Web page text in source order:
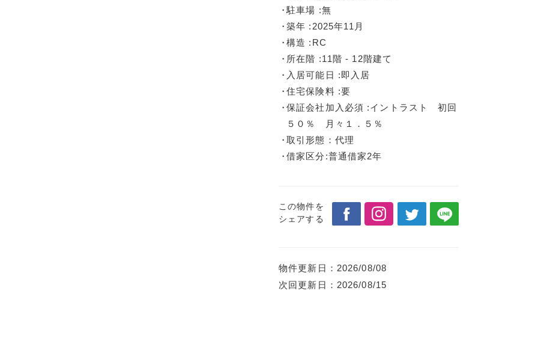
駐車場 :無
築年 :2025年11月
構造 :RC
所在階 :11階 - 12階建て
入居可能日 :即入居
住宅保険料 :要
保証会社加入必須 :イントラスト 初回
５０％ 月々１．５％
取引形態：代理
借家区分:普通借家2年
この物件を
シェアする
物件更新日： 2026/08/08
次回更新日： 2026/08/15